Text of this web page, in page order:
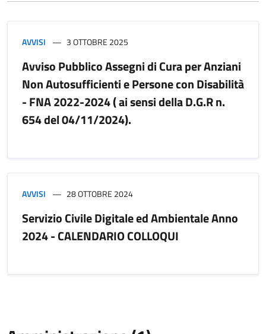
AVVISI 3 OTTOBRE 2025
Avviso Pubblico Assegni di Cura per Anziani
Non Autosufficienti e Persone con Disabilità
- FNA 2022-2024 ( ai sensi della D.G.R n.
654 del 04/11/2024).
AVVISI 28 OTTOBRE 2024
Servizio Civile Digitale ed Ambientale Anno
2024 - CALENDARIO COLLOQUI